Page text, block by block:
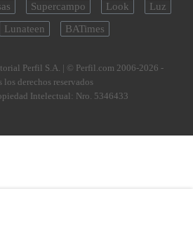
Supercampo Look
Luz
Lunateen BATimes
Perfil S.A. | © Perfil.com 2006-2026 -
los derechos reservados
Intelectual: Nro. 5346433